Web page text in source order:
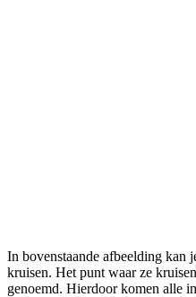
In bovenstaande afbeelding kan
kruisen. Het punt waar ze
genoemd. Hierdoor komen alle